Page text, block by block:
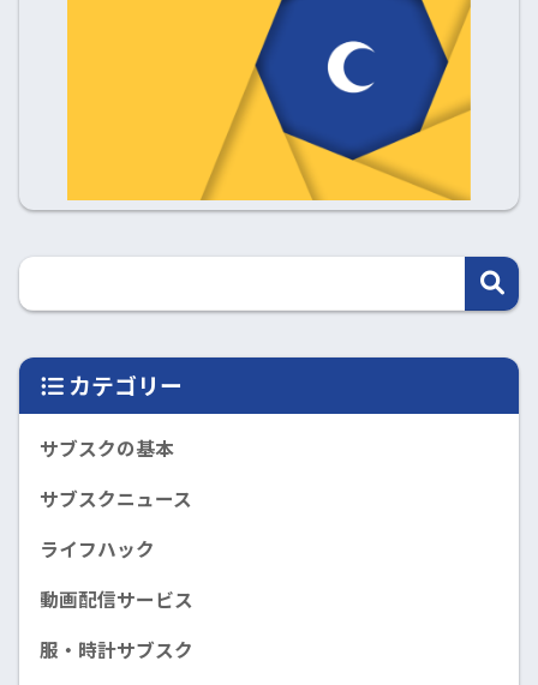
カテゴリー
サブスクの基本
サブスクニュース
ライフハック
動画配信サービス
服・時計サブスク